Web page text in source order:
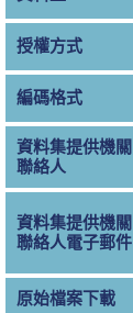
授權方式
編碼格式
資料集提供機關
聯絡人
資料集提供機關
聯絡人電子郵件
原始檔案下載